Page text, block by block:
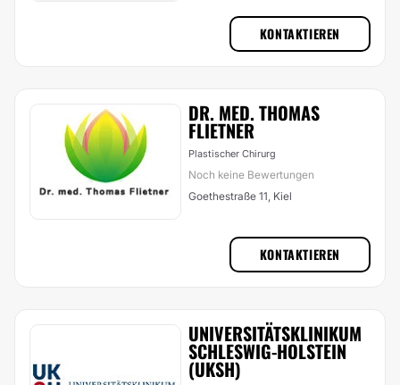
KONTAKTIEREN
DR. MED. THOMAS
FLIETNER
Plastischer Chirurg
Noch keine Bewertungen
Goethestraße 11, Kiel
KONTAKTIEREN
UNIVERSITÄTSKLINIKUM
SCHLESWIG-HOLSTEIN
(UKSH)